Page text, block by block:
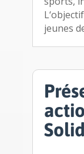
jeunes